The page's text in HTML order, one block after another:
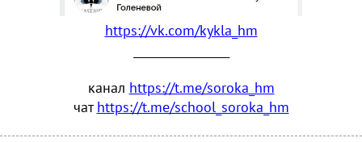
https://vk.com/kykla_hm
канал https://t.me/soroka_hm
чатhttps://t.me/school_soroka_hm